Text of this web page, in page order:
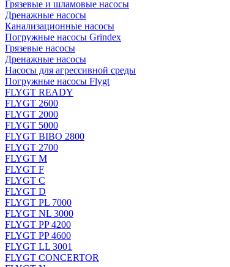
Грязевые и шламовые насосы
Дренажные насосы
Канализационные насосы
Погружные насосы Grindex
Грязевые насосы
Дренажные насосы
Насосы для агрессивной среды
Погружные насосы Flygt
FLYGT READY
FLYGT 2600
FLYGT 2000
FLYGT 5000
FLYGT BIBO 2800
FLYGT 2700
FLYGT M
FLYGT F
FLYGT C
FLYGT D
FLYGT PL 7000
FLYGT NL 3000
FLYGT PP 4200
FLYGT PP 4600
FLYGT LL 3001
FLYGT CONCERTOR